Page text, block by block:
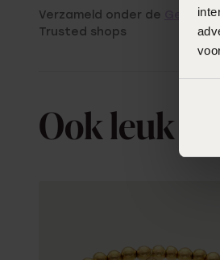
Verzameld onder de
Trusted shops
Ook leuk